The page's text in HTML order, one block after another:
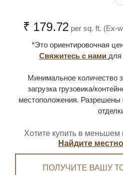
₹ 179.72 per sq. ft. (Ex-
*Это ориентировочная
Свяжитесь с нами для
Минимальное количество
загрузка грузовика/
местоположения.
Хотите купить в меньшем
Найдите
ПОЛУЧИТЕ ВАШУ